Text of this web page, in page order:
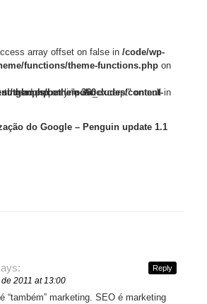
array offset on false in /code/wp-
functions/theme-functions.php on
access array offset on false in
betheme/functions/theme-functions.php
on line1623
to read property "post_excerpt" on null in
/code/wp-content/themes/betheme/includes/content-single.phpon line360
do Google – Penguin update 1.1
2011 at 13:00
“também” marketing. SEO é marketing
Reply